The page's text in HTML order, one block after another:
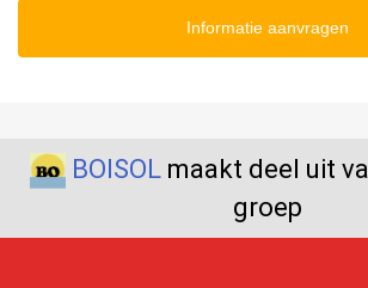
Informatie aanvragen
BOISOL maakt deel uit
groep